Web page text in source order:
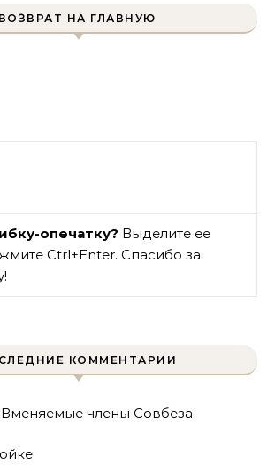
ВОЗВРАТ НА ГЛАВНУЮ
опечатку? Выделите ее
Ctrl+Enter. Спасибо за
КОММЕНТАРИИ
Вменяемые члены Совбеза